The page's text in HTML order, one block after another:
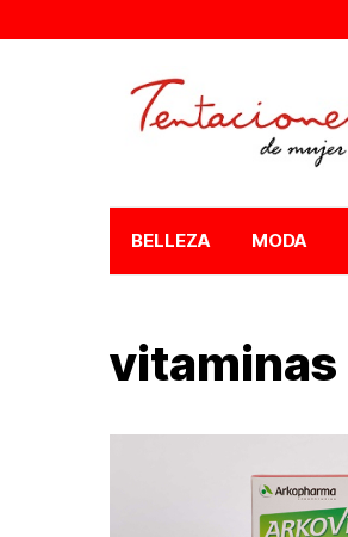
BELLEZA MODA
vitaminas